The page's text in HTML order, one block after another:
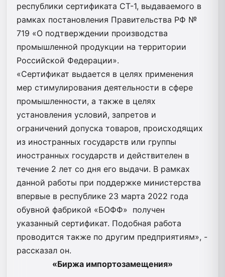
республики сертификата СТ-1, выдаваемого в
рамках постановления Правительства РФ №
719 «О подтверждении производства
промышленной продукции на территории
Российской Федерации».
«Сертификат выдается в целях применения
мер стимулирования деятельности в сфере
промышленности, а также в целях
установления условий, запретов и
ограничений допуска товаров, происходящих
из иностранных государств или группы
иностранных государств и действителен в
течение 2 лет со дня его выдачи. В рамках
данной работы при поддержке министерства
впервые в республике 23 марта 2022 года
обувной фабрикой «БОФФ» получен
указанный сертификат. Подобная работа
проводится также по другим предприятиям», -
рассказал он.
«Биржа импортозамещения»